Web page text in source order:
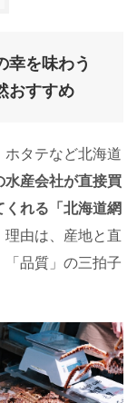
幸を味わう
おすすめ
タテなど北海道
水産会社が直接買
れる「北海道網
理由は、産地と直
品質」の三拍子